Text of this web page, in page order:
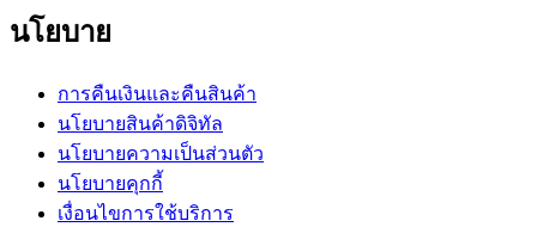
นโยบาย
การคืนเงินและคืนสินค้า
นโยบายสินค้าดิจิทัล
นโยบายความเป็นส่วนตัว
นโยบายคุกกี้
เงื่อนไขการใช้บริการ